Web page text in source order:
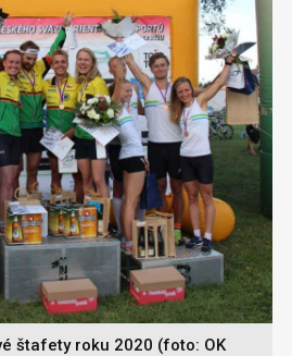
štafety roku 2020 (foto: OK